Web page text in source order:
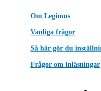
Om Legimus
Vanliga frågor
Så här gör du
Frågor om inläsningar